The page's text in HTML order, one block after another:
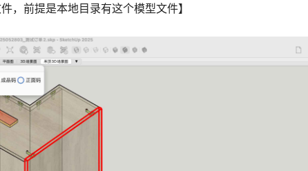
，前提是本地目录有这个模型文件】